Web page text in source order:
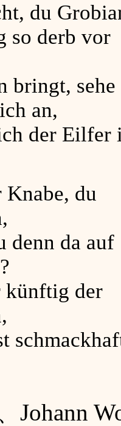
du
so derb vor
bringt, sehe
an,
der Eilfer
du
denn da auf
künftig der
Johann